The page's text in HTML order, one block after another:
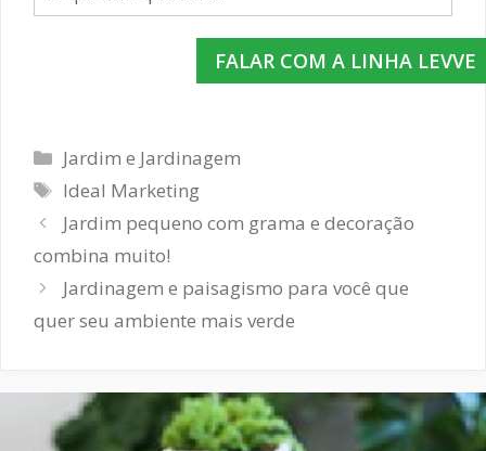
FALAR COM A LINHA LEVVE
Jardim e Jardinagem
Ideal Marketing
Jardim pequeno com grama e decoração
combina muito!
Jardinagem e paisagismo para você que
quer seu ambiente mais verde